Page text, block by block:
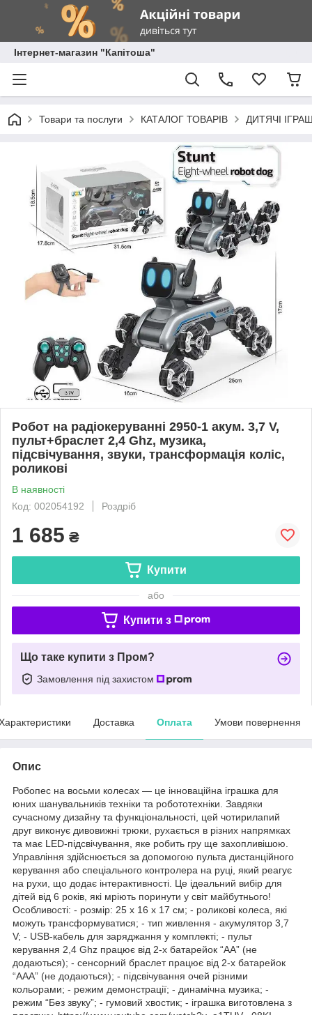
Інтернет-магазин "Капітоша"
Товари та послуги КАТАЛОГ ТОВАРІВ ДИТЯЧІ
Робот на радіокеруванні 2950-1 акум. 3,7 V,
пульт+браслет 2,4 Ghz, музика,
підсвічування, звуки, трансформація коліс,
роликові
В наявності
Код: 002054192
Роздріб
1 685 ₴
Купити
або
Купити з
Що таке купити з Пром?
Замовлення під захистом
Доставка Оплата Умови повернення
Опис
Робопес на восьми колесах — це інноваційна іграшка для
юних шанувальників техніки та робототехніки. Завдяки
сучасному дизайну та функціональності, цей чотирилапий
друг виконує дивовижні трюки, рухається в різних напрямках
та має LED-підсвічування, яке робить гру ще захопливішою.
Управління здійснюється за допомогою пульта дистанційного
керування або спеціального контролера на руці, який реагує
на рухи, що додає інтерактивності. Це ідеальний вибір для
дітей від 6 років, які мріють поринути у світ майбутнього!
Особливості: - розмір: 25 х 16 х 17 см; - роликові колеса, які
можуть трансформуватися; - тип живлення - акумулятор 3,7
V; - USB-кабель для заряджання у комплекті; - пульт
керування 2,4 Ghz працює від 2-х батарейок “АА” (не
додаються); - сенсорний браслет працює від 2-х батарейок
“ААА” (не додаються); - підсвічування очей різними
кольорами; - режим демонстрації; - динамічна музика; -
режим “Без звуку”; - гумовий хвостик; - іграшка виготовлена з